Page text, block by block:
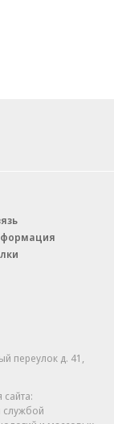
переулок д. 41,
службой